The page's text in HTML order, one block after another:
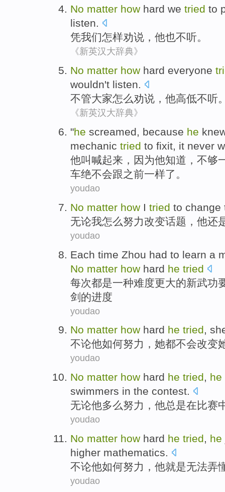
No matter how hard we tried to
listen.
凭我们怎样劝说 ， 他也不听。
《新英汉大辞典》
No matter how hard everyone
wouldn't listen.
不管大家怎么劝说 ， 他高低不听
《新英汉大辞典》
"he screamed, because he
mechanic tried to fixit, it never
他叫喊起来 ， 因为他知道 ，不够
车绝不会跟之前一样了 。
youdao
No matter how I tried to change
无论我怎么努力改变话题 ， 他还
youdao
Each time Zhou had to learn a
No matter how hard he tried
每次都是一种难度更大的新武功
剑的进度
youdao
No matter how hard he tried,
不论他如何努力 ， 她都不会改变
youdao
No matter how hard he tried, he
swimmers in the contest.
无论他多么努力 ，他总是在比赛
youdao
No matter how hard he tried, he
higher mathematics.
不论他如何努力 ，他就是无法弄
youdao